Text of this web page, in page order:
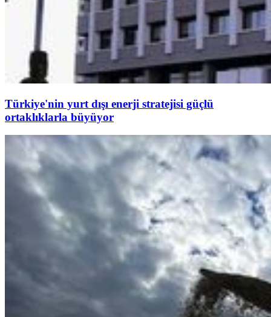
Türkiye'nin yurt dışı enerji stratejisi güçlü
ortaklıklarla büyüyor